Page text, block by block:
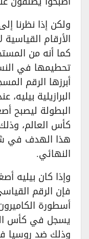
ولكن إذا نظرنا
الأرقام
كما أنه من
تحطيمها في
أبرزها الرقم
البطولة ليصبح
هذا الهدف في
النهائي.
وإذا كان بيليه
فإن الرقم
أسطورة